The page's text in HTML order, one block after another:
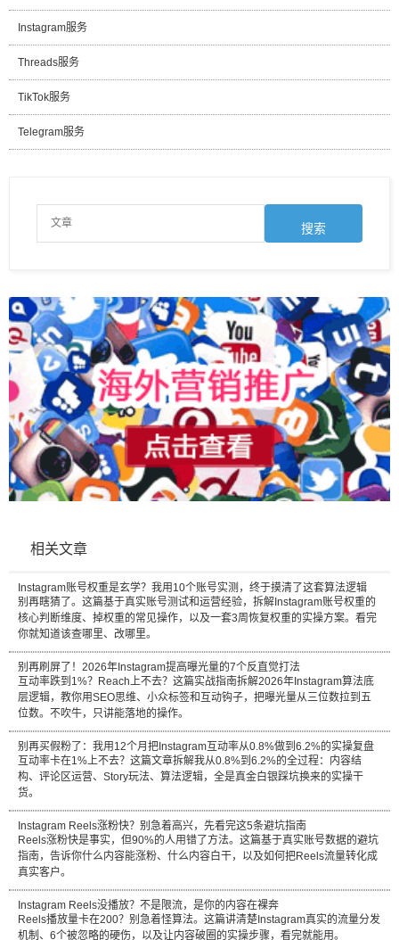
Instagram服务
Threads服务
TikTok服务
Telegram服务
相关文章
Instagram账号权重是玄学？我用10个账号实测，终于摸清了这套算法逻辑
别再瞎猜了。这篇基于真实账号测试和运营经验，拆解Instagram账号权重的
核心判断维度、掉权重的常见操作，以及一套3周恢复权重的实操方案。看完
你就知道该查哪里、改哪里。
别再刷屏了！2026年Instagram提高曝光量的7个反直觉打法
互动率跌到1%？Reach上不去？这篇实战指南拆解2026年Instagram算法底
层逻辑，教你用SEO思维、小众标签和互动钩子，把曝光量从三位数拉到五
位数。不吹牛，只讲能落地的操作。
别再买假粉了：我用12个月把Instagram互动率从0.8%做到6.2%的实操复盘
互动率卡在1%上不去？这篇文章拆解我从0.8%到6.2%的全过程：内容结
构、评论区运营、Story玩法、算法逻辑，全是真金白银踩坑换来的实操干
货。
Instagram Reels涨粉快？别急着高兴，先看完这5条避坑指南
Reels涨粉快是事实，但90%的人用错了方法。这篇基于真实账号数据的避坑
指南，告诉你什么内容能涨粉、什么内容白干，以及如何把Reels流量转化成
真实客户。
Instagram Reels没播放？不是限流，是你的内容在裸奔
Reels播放量卡在200？别急着怪算法。这篇讲清楚Instagram真实的流量分发
机制、6个被忽略的硬伤，以及让内容破圈的实操步骤，看完就能用。